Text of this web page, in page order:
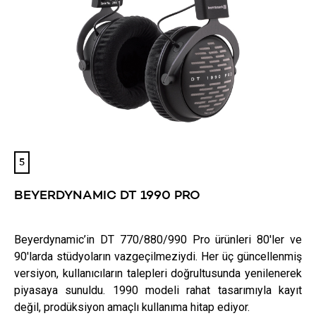
5
BEYERDYNAMIC DT 1990 PRO
Beyerdynamic’in DT 770/880/990 Pro ürünleri 80'ler ve
90'larda stüdyoların vazgeçilmeziydi. Her üç güncellenmiş
versiyon, kullanıcıların talepleri doğrultusunda yenilenerek
piyasaya sunuldu. 1990 modeli rahat tasarımıyla kayıt
değil, prodüksiyon amaçlı kullanıma hitap ediyor.